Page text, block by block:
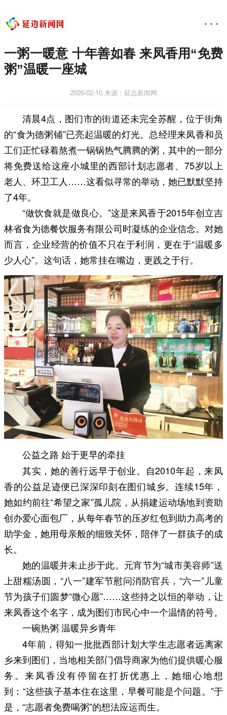
一粥一暖意 十年善如春 来凤香用“免费
粥”温暖一座城
2026-02-10 来源：延边新闻网
清晨4点，图们市的街道还未完全苏醒，位于街角
的“食为德粥铺”已亮起温暖的灯光。总经理来凤香和员
工们正忙碌着熬煮一锅锅热气腾腾的粥，其中的一部分
将免费送给这座小城里的西部计划志愿者、75岁以上
老人、环卫工人……这看似寻常的举动，她已默默坚持
了4年。
“做饮食就是做良心。”这是来凤香于2015年创立吉
林省食为德餐饮服务有限公司时凝练的企业信念。对她
而言，企业经营的价值不只在于利润，更在于“温暖多
少人心”。这句话，她常挂在嘴边，更践之于行。
公益之路 始于更早的牵挂
其实，她的善行远早于创业。自2010年起，来凤
香的公益足迹便已深深印刻在图们城乡。连续15年，
她如约前往“希望之家”孤儿院，从捐建运动场地到资助
创办爱心面包厂，从每年春节的压岁红包到助力高考的
助学金，她用母亲般的细致关怀，陪伴了一群孩子的成
长。
她的温暖并未止步于此。元宵节为“城市美容师”送
上甜糯汤圆，“八一”建军节慰问消防官兵，“六一”儿童
节为孩子们圆梦“微心愿”……这些持之以恒的举动，让
来凤香这个名字，成为图们市民心中一个温情的符号。
一碗热粥 温暖异乡青年
4年前，得知一批批西部计划大学生志愿者远离家
乡来到图们，当地相关部门倡导商家为他们提供暖心服
务。来凤香没有停留在打折优惠上，她细心地想
到：“这些孩子基本住在这里，早餐可能是个问题。”于
是，“志愿者免费喝粥”的想法应运而生。